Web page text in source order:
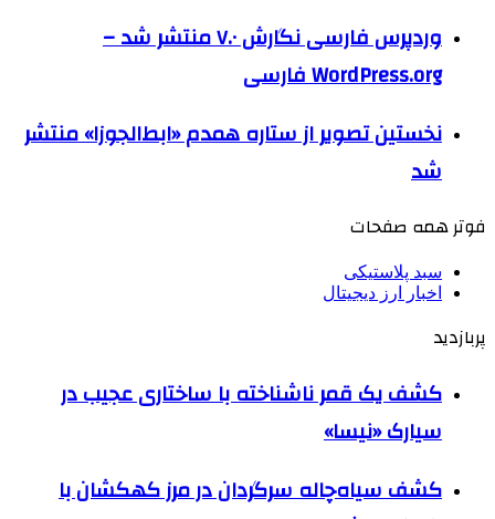
وردپرس فارسی نگارش ۷.۰ منتشر شد –
WordPress.org فارسی
نخستین تصویر از ستاره همدم «ابط‌الجوزا» منتشر
شد
فوتر همه صفحات
سبد پلاستیکی
اخبار ارز دیجیتال
پربازدید
کشف یک قمر ناشناخته با ساختاری عجیب در
سیارک «نیسا»
کشف سیاه‌چاله سرگردان در مرز کهکشان با